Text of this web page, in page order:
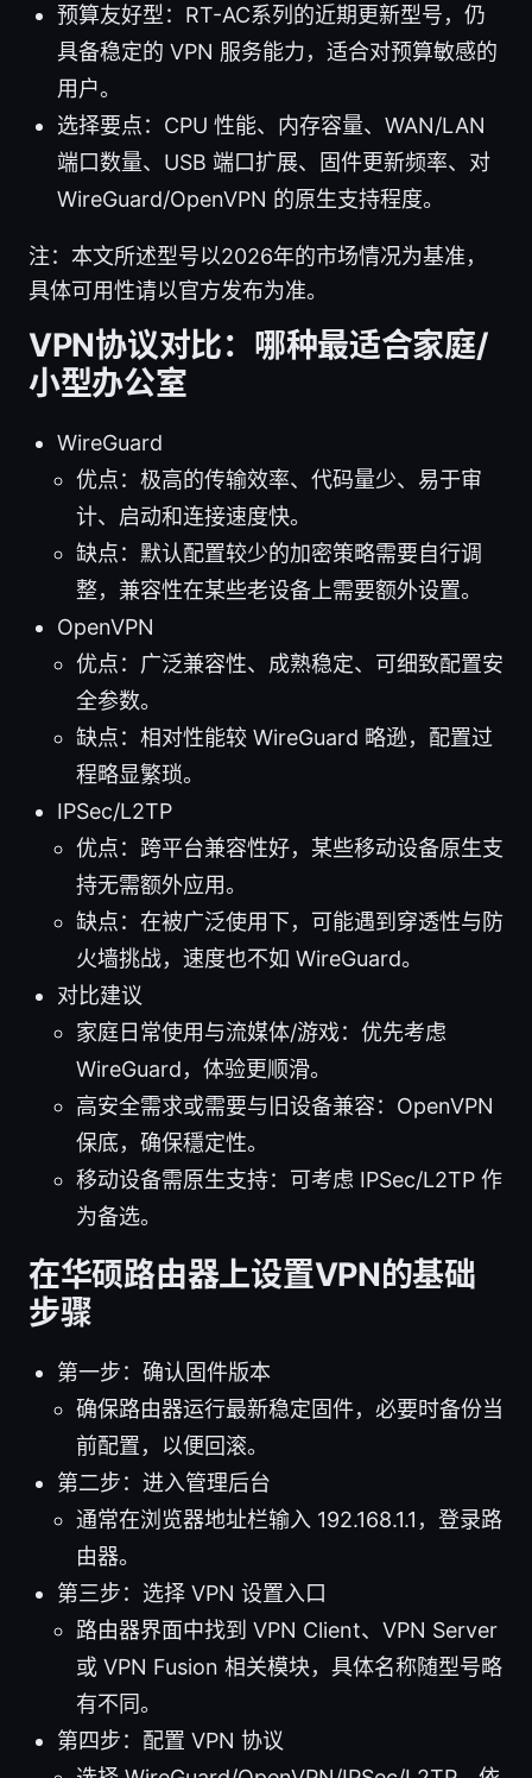
预算友好型：RT-AC系列的近期更新型号，仍
具备稳定的 VPN 服务能力，适合对预算敏感的
用户。
选择要点：CPU 性能、内存容量、WAN/LAN
端口数量、USB 端口扩展、固件更新频率、对
WireGuard/OpenVPN 的原生支持程度。
注：本文所述型号以2026年的市场情况为基准，
具体可用性请以官方发布为准。
VPN协议对比：哪种最适合家庭/
小型办公室
WireGuard
优点：极高的传输效率、代码量少、易于审
计、启动和连接速度快。
缺点：默认配置较少的加密策略需要自行调
整，兼容性在某些老设备上需要额外设置。
OpenVPN
优点：广泛兼容性、成熟稳定、可细致配置安
全参数。
缺点：相对性能较 WireGuard 略逊，配置过
程略显繁琐。
IPSec/L2TP
优点：跨平台兼容性好，某些移动设备原生支
持无需额外应用。
缺点：在被广泛使用下，可能遇到穿透性与防
火墙挑战，速度也不如 WireGuard。
对比建议
家庭日常使用与流媒体/游戏：优先考虑
WireGuard，体验更顺滑。
高安全需求或需要与旧设备兼容：OpenVPN
保底，确保穩定性。
移动设备需原生支持：可考虑 IPSec/L2TP 作
为备选。
在华硕路由器上设置VPN的基础
步骤
第一步：确认固件版本
确保路由器运行最新稳定固件，必要时备份当
前配置，以便回滚。
第二步：进入管理后台
通常在浏览器地址栏输入 192.168.1.1，登录路
由器。
第三步：选择 VPN 设置入口
路由器界面中找到 VPN Client、VPN Server
或 VPN Fusion 相关模块，具体名称随型号略
有不同。
第四步：配置 VPN 协议